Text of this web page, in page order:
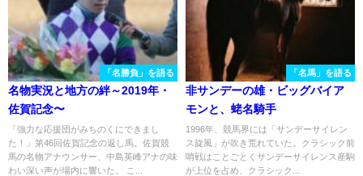
「名勝負」を語る
名物実況と地方の絆～2019年・
佐賀記念〜
「強力な応援団がみちのくにできまし
た！」第46回佐賀記念の返し馬。佐賀競
馬の名物アナウンサー、中島英峰アナの味
わい深い声が場内に響いた。 こ...
「名馬」を語る
非サンデーの雄・ビッグバイア
モンと、蛯名騎手
1996年、競馬界には「サンデーサイレン
ス旋風」が吹き荒れていた。クラシック前
哨戦はことごとくサンデーサイレンス産駒
が上位を占め、クラシック...